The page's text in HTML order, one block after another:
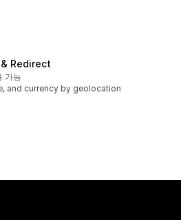
Redirect
가능
and currency by geolocation